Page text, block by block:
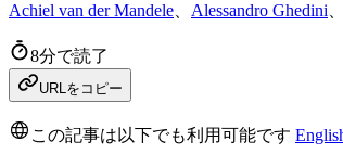
Achiel van der Mandele Alessandro Ghedini
8分で読了
URLをコピー
この記事は以下でも利用可能です